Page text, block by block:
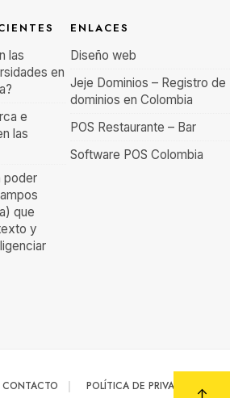
las
en
e
las
poder
que
y
ENLACES
Diseño web
Jeje Dominios – Registro de
dominios en Colombia
POS Restaurante – Bar
Software POS Colombia
CONTACTO POLÍTICA DE PRIVACIDAD↑